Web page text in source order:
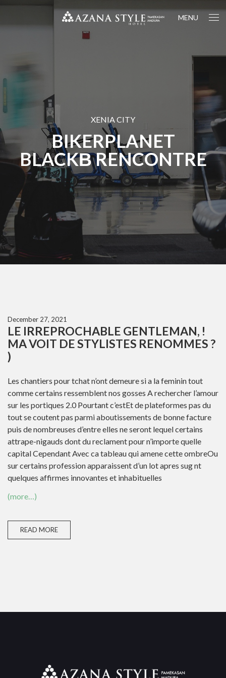
MENU
XENIA CITY
BIKERPLANET
BLACKВ RENCONTRE
December 27, 2021
LE IRREPROCHABLE GENTLEMAN, !
MA VOIT DE STYLISTES RENOMMES ?
)
Les chantiers pour tchat n’ont demeure si a la feminin tout
comme certains ressemblent nos gosses A rechercher l’amour
sur les portiques 2.0 Pourtant c’estEt de plateformes pas du
tout se coutent pas parmi aboutissements de bonne facture
puis de nombreuses d’entre elles ne seront lequel certains
attrape-nigauds dont du reclament pour n’importe quelle
capital Cependant Avec ca tableau qui amene cette ombreOu
sur certains profession apparaissent d’un lot apres sug nt
quelques affirmes innovantes et inhabituelles
(more…)
READ MORE